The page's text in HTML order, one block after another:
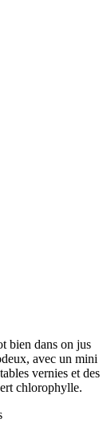
bien dans on jus
avec un mini
vernies et des
chlorophylle.